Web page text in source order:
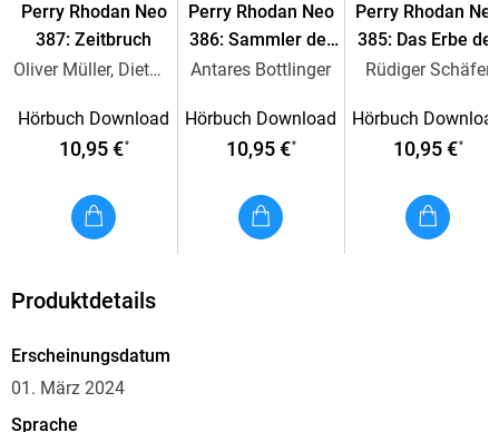
Jahren tot? Der Rettungseinsatz führt in DIE
Perry Rhodan Neo
387: Zeitbruch
Oliver Müller, Dietmar Schmidt
Hörbuch Download
10,95 €*
Perry Rhodan Neo
386: Sammler der
Kuriositäten
Antares Bottlinger
Hörbuch Download
10,95 €*
Perry Rhodan
385: Das Erbe der
Kartanin
Rüdiger Schäfer
Hörbuch
10,95 €*
Produktdetails
Erscheinungsdatum
01. März 2024
Sprache